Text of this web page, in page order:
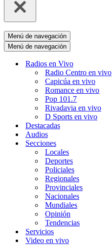
Menú de navegación
Menú de navegación
Radios en Vivo
Radio Centro en vivo
Capicúa en vivo
Romance en vivo
Pop 101.7
Rivadavia en vivo
D Sports en vivo
Destacadas
Audios
Secciones
Locales
Deportes
Policiales
Regionales
Provinciales
Nacionales
Mundiales
Opinión
Tendencias
Servicios
Video en vivo